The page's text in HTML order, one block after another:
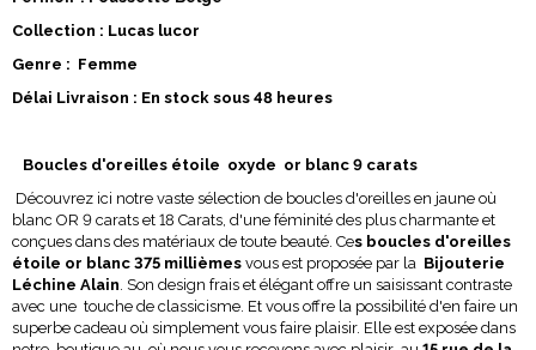
Collection : Lucas lucor
Genre : Femme
Délai Livraison : En stock sous 48 heures
Boucles d'oreilles étoile oxyde or blanc 9 carats
Découvrez ici notre vaste sélection de boucles d'oreilles en jaune où
blanc OR 9 carats et 18 Carats, d'une féminité des plus charmante et
conçues dans des matériaux de toute beauté. Ces boucles d'oreilles
étoile or blanc 375 millièmes vous est proposée par la Bijouterie
Léchine Alain . Son design frais et élégant offre un saisissant contraste
avec une touche de classicisme. Et vous offre la possibilité d'en faire un
superbe cadeau où simplement vous faire plaisir. Elle est exposée dans